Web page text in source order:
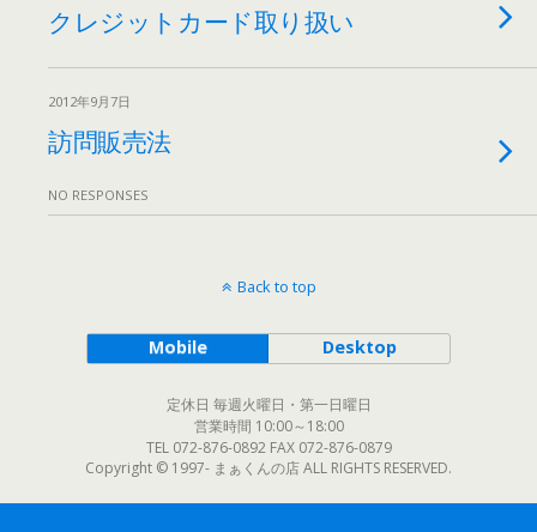
クレジットカード取り扱い
2012年9月7日
訪問販売法
NO RESPONSES
Back to top
Mobile Desktop
定休日 毎週火曜日・第一日曜日
営業時間 10:00～18:00
TEL 072-876-0892 FAX 072-876-0879
Copyright © 1997- まぁくんの店 ALL RIGHTS RESERVED.